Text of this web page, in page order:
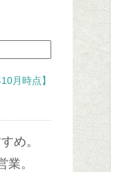
月時点】
め。
。